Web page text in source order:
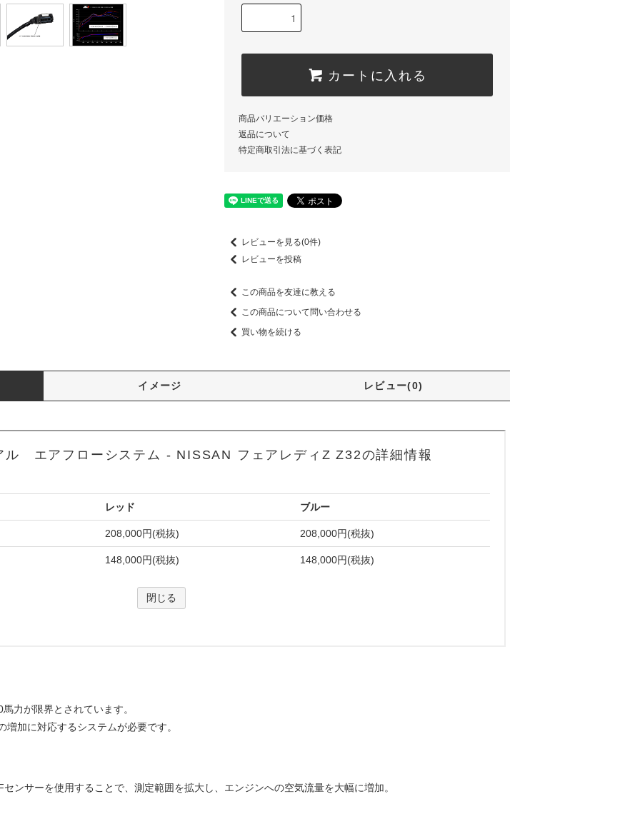
カートに入れる
商品バリエーション価格
返品について
特定商取引法に基づく表記
レビューを見る(0件)
レビューを投稿
この商品を友達に教える
この商品について問い合わせる
買い物を続ける
イメージ レビュー(0)
力が限界とされています。
加に対応するシステムが必要です。
センサーを使用することで、測定範囲を拡大し、エンジンへの空気流量を大幅に増加。